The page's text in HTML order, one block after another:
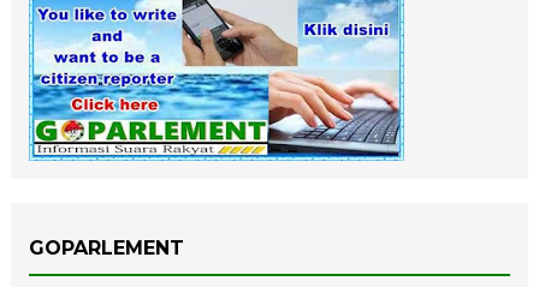
GOPARLEMENT